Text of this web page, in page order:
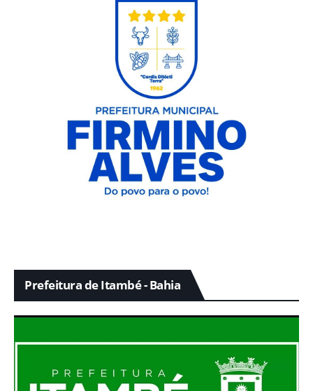
Prefeitura de Itambé - Bahia